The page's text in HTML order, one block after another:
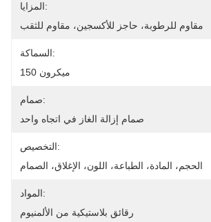
المزايا:
مقاوم للرطوبة، حاجز للأكسجين، مقاوم للثقب
السماكة:
150 ميكرون
صمام:
صمام إزالة الغاز في اتجاه واحد
التخصيص:
الحجم، المادة، الطباعة، اللون، الإغلاق، الصمام
المواد:
رقائق بلاستيكية من الألمنيوم